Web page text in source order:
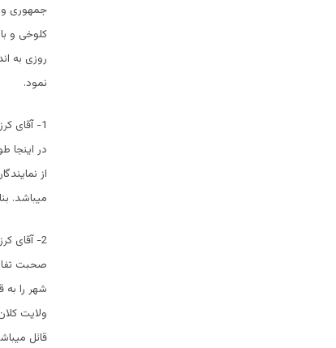
جمهوری و
کلوخی و
روزی به
نمود.
1- آقای
در اینجا
از
میباشد.
2- آقای
صحبت
شهر را به
ولایت
قائل